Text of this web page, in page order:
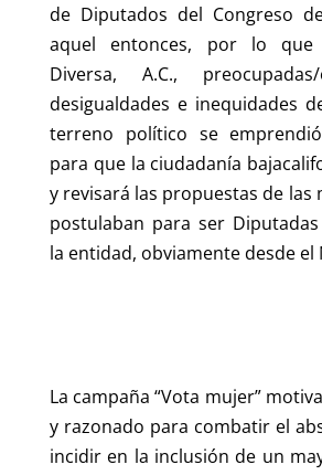
de Diputados del Congreso
aquel entonces, por lo que
Diversa, A.C.,
desigualdades e inequidades
terreno político se
para que la ciudadanía
y revisará las propuestas de las
postulaban para ser
la entidad, obviamente desde
La campaña “Vota mujer”
y razonado para combatir el
incidir en la inclusión de un